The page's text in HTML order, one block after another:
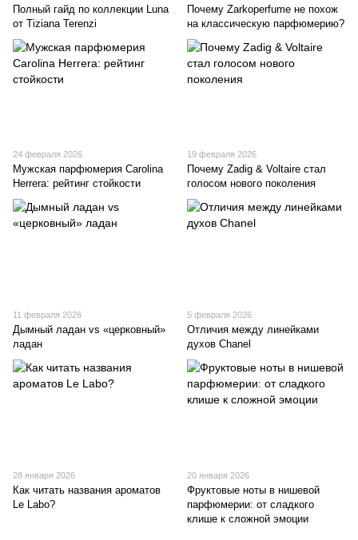
Полный гайд по коллекции Luna
от Tiziana Terenzi
Почему Zarkoperfume не похож
на классическую парфюмерию?
24 февраля 2026
Мужская парфюмерия Carolina
Herrera: рейтинг стойкости
19 февраля 2026
Почему Zadig & Voltaire стал
голосом нового поколения
11 февраля 2026
Дымный ладан vs «церковный»
ладан
5 февраля 2026
Отличия между линейками
духов Chanel
28 января 2026
Как читать названия ароматов
Le Labo?
20 января 2026
Фруктовые ноты в нишевой
парфюмерии: от сладкого
клише к сложной эмоции